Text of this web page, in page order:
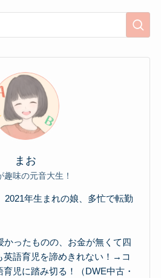
まお
趣味の元音大生！
2021年生まれの娘、多忙で転勤
かったものの、お金が無くて四
語育児を諦めきれない！→コ
児に踏み切る！（DWE中古・